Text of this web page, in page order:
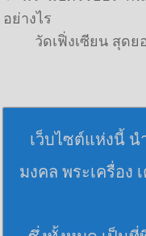
อย่างไร
วัดเฟิ่งเซียน สุด
เว็บไซต์แห่งนี้ น
มงคล พระเครื่อง